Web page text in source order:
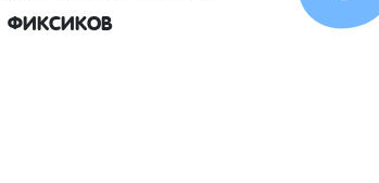
ФИКСИКОВ